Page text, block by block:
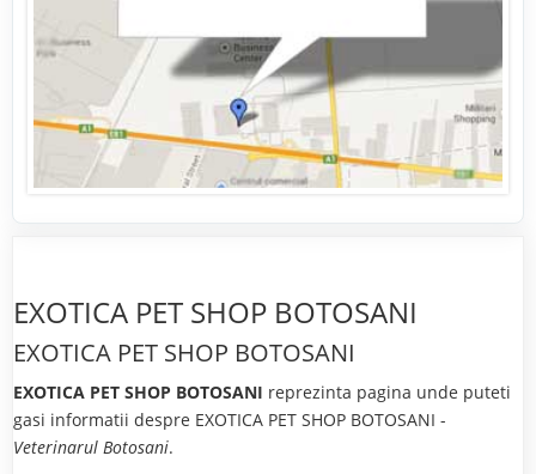
EXOTICA PET SHOP BOTOSANI
EXOTICA PET SHOP BOTOSANI
EXOTICA PET SHOP BOTOSANI reprezinta pagina unde puteti
gasi informatii despre EXOTICA PET SHOP BOTOSANI -
Veterinarul Botosani.